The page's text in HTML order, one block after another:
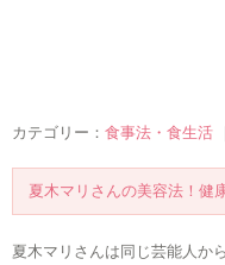
カテゴリー： 食事法・食生活
夏木マリさんの美容法！健
夏木マリさんは同じ芸能人か